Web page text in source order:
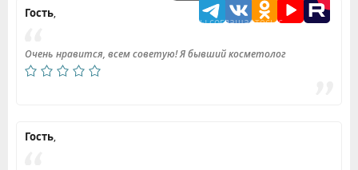
Подтверждая данные формы Вы соглашаетесь с
Гость,
Очень нравится, всем советую! Я бывший косметолог
Гость,